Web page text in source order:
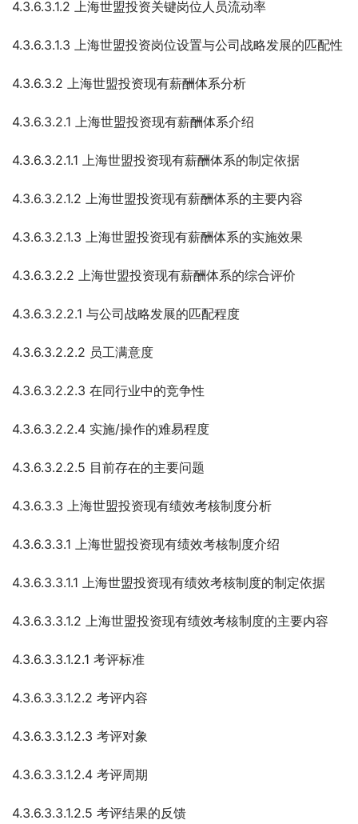
4.3.6.3.1.2 上海世盟投资关键岗位人员流动率
4.3.6.3.1.3 上海世盟投资岗位设置与公司战略发展的匹配性
4.3.6.3.2 上海世盟投资现有薪酬体系分析
4.3.6.3.2.1 上海世盟投资现有薪酬体系介绍
4.3.6.3.2.1.1 上海世盟投资现有薪酬体系的制定依据
4.3.6.3.2.1.2 上海世盟投资现有薪酬体系的主要内容
4.3.6.3.2.1.3 上海世盟投资现有薪酬体系的实施效果
4.3.6.3.2.2 上海世盟投资现有薪酬体系的综合评价
4.3.6.3.2.2.1 与公司战略发展的匹配程度
4.3.6.3.2.2.2 员工满意度
4.3.6.3.2.2.3 在同行业中的竞争性
4.3.6.3.2.2.4 实施/操作的难易程度
4.3.6.3.2.2.5 目前存在的主要问题
4.3.6.3.3 上海世盟投资现有绩效考核制度分析
4.3.6.3.3.1 上海世盟投资现有绩效考核制度介绍
4.3.6.3.3.1.1 上海世盟投资现有绩效考核制度的制定依据
4.3.6.3.3.1.2 上海世盟投资现有绩效考核制度的主要内容
4.3.6.3.3.1.2.1 考评标准
4.3.6.3.3.1.2.2 考评内容
4.3.6.3.3.1.2.3 考评对象
4.3.6.3.3.1.2.4 考评周期
4.3.6.3.3.1.2.5 考评结果的反馈